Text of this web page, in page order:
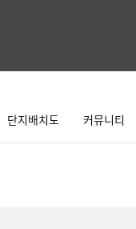
단지배치도 커뮤니티